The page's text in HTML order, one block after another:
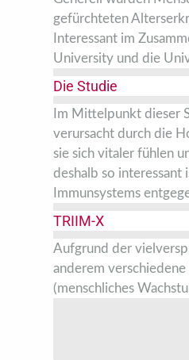
gefürchteten
Interessant im
University und die
Die Studie
Im Mittelpunkt dieser
verursacht durch die
sie sich vitaler fühlen
deshalb so interessant
Immunsystems
TRIIM-X
Aufgrund der
anderem
(menschliches